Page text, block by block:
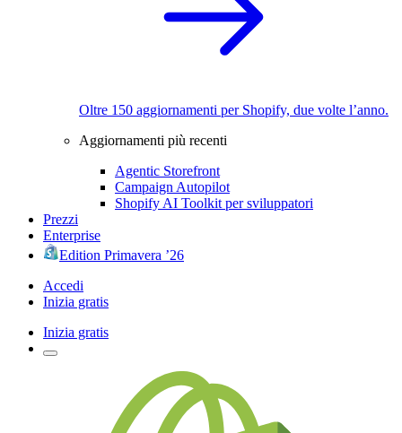
Oltre 150 aggiornamenti per Shopify, due volte l’anno.
Aggiornamenti più recenti
Agentic Storefront
Campaign Autopilot
Shopify AI Toolkit per sviluppatori
Prezzi
Enterprise
Edition Primavera ’26
Accedi
Inizia gratis
Inizia gratis